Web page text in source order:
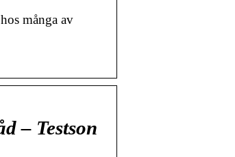
många av
– Testson